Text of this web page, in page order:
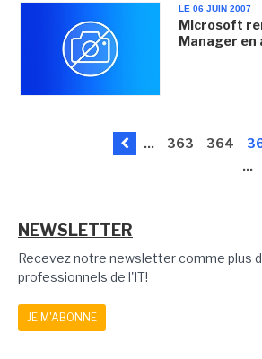
LE 06 JUIN 2007
Microsoft
Manager en
... 363 364
...
NEWSLETTER
Recevez notre newsletter comme plus
professionnels de l'IT!
JE M'ABONNE